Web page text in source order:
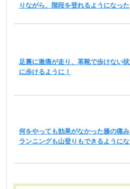
りながら、階段を登れるようになった
足裏に激痛が走り、革靴で歩けない
に歩けるように！
何をやっても効果がなかった膝の痛
ランニングも山登りもできるようにな